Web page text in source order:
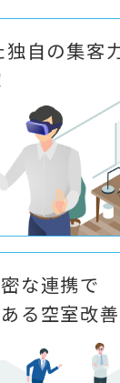
自の集客
な連携で
る空室改善